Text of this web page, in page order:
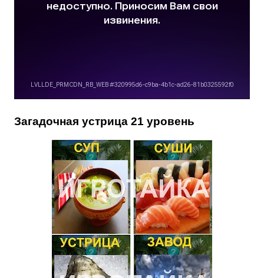
Загадочная устрица 21 уровень